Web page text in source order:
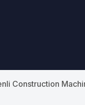
Construction